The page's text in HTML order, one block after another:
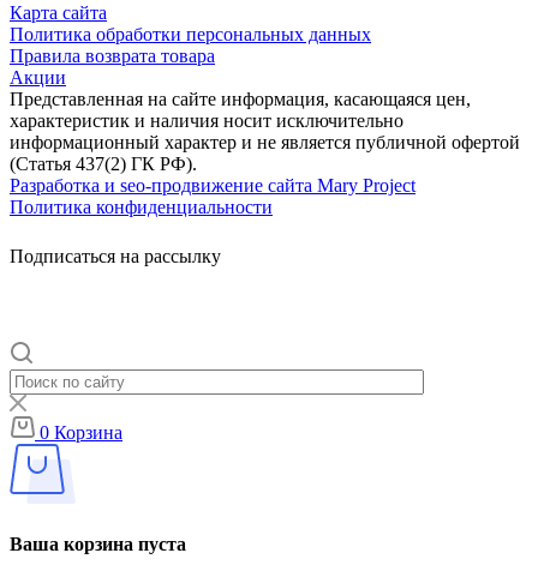
Карта сайта
Политика обработки персональных данных
Правила возврата товара
Акции
Представленная на сайте информация, касающаяся цен,
характеристик и наличия носит исключительно
информационный характер и не является публичной офертой
(Статья 437(2) ГК РФ).
Разработка и seo-продвижение сайта Mary Project
Политика конфиденциальности
Подписаться на рассылку
0 Корзина
Ваша корзина пуста